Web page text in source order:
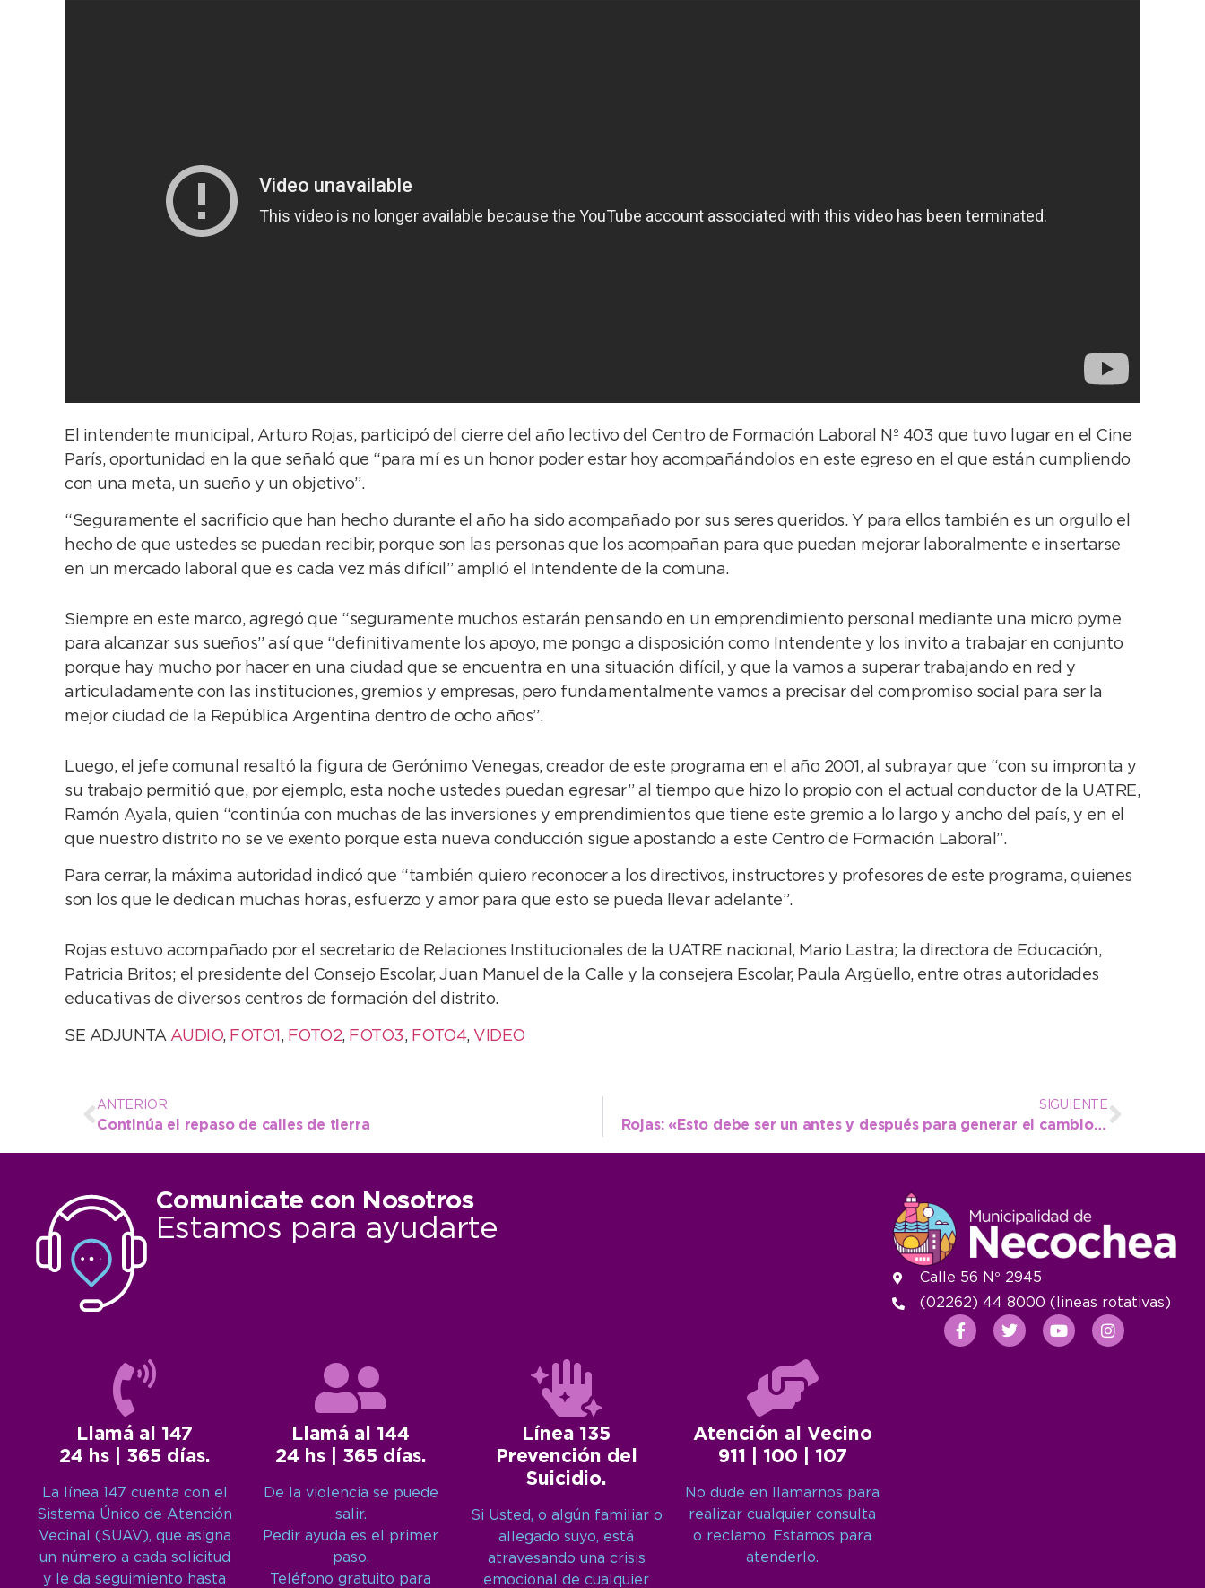
El intendente municipal, Arturo Rojas, participó del cierre del año lectivo del Centro de Formación Laboral Nº 403 que tuvo lugar en el Cine
París, oportunidad en la que señaló que “para mí es un honor poder estar hoy acompañándolos en este egreso en el que están cumpliendo
con una meta, un sueño y un objetivo”.
“Seguramente el sacrificio que han hecho durante el año ha sido acompañado por sus seres queridos. Y para ellos también es un orgullo el
hecho de que ustedes se puedan recibir, porque son las personas que los acompañan para que puedan mejorar laboralmente e insertarse
en un mercado laboral que es cada vez más difícil” amplió el Intendente de la comuna.
Siempre en este marco, agregó que “seguramente muchos estarán pensando en un emprendimiento personal mediante una micro pyme
para alcanzar sus sueños” así que “definitivamente los apoyo, me pongo a disposición como Intendente y los invito a trabajar en conjunto
porque hay mucho por hacer en una ciudad que se encuentra en una situación difícil, y que la vamos a superar trabajando en red y
articuladamente con las instituciones, gremios y empresas, pero fundamentalmente vamos a precisar del compromiso social para ser la
mejor ciudad de la República Argentina dentro de ocho años”.
Luego, el jefe comunal resaltó la figura de Gerónimo Venegas, creador de este programa en el año 2001, al subrayar que “con su impronta y
su trabajo permitió que, por ejemplo, esta noche ustedes puedan egresar” al tiempo que hizo lo propio con el actual conductor de la UATRE,
Ramón Ayala, quien “continúa con muchas de las inversiones y emprendimientos que tiene este gremio a lo largo y ancho del país, y en el
que nuestro distrito no se ve exento porque esta nueva conducción sigue apostando a este Centro de Formación Laboral”.
Para cerrar, la máxima autoridad indicó que “también quiero reconocer a los directivos, instructores y profesores de este programa, quienes
son los que le dedican muchas horas, esfuerzo y amor para que esto se pueda llevar adelante”.
Rojas estuvo acompañado por el secretario de Relaciones Institucionales de la UATRE nacional, Mario Lastra; la directora de Educación,
Patricia Britos; el presidente del Consejo Escolar, Juan Manuel de la Calle y la consejera Escolar, Paula Argüello, entre otras autoridades
educativas de diversos centros de formación del distrito.
SE ADJUNTA AUDIO, FOTO1 , FOTO2, FOTO3, FOTO4, VIDEO
ANTERIOR
Continúa el repaso de calles de tierra
SIGUIENTE
Rojas: «Esto debe ser un antes y después para generar el cambio que precisamos en el distrito»
Comunicate con Nosotros
Estamos para ayudarte
Llamá al 147
24 hs | 365 días.
La línea 147 cuenta con el
Sistema Único de Atención
Vecinal (SUAV), que asigna
un número a cada solicitud
y le da seguimiento hasta
Llamá al 144
24 hs | 365 días.
De la violencia se puede
salir.
Pedir ayuda es el primer
paso.
Teléfono gratuito para
Línea 135
Prevención del
Suicidio.
Si Usted, o algún familiar o
allegado suyo, está
atravesando una crisis
emocional de cualquier
Atención al Vecino
911 | 100 | 107
No dude en llamarnos para
realizar cualquier consulta
o reclamo. Estamos para
atenderlo.
Calle 56 Nº 2945
(02262) 44 8000 (lineas rotativas)